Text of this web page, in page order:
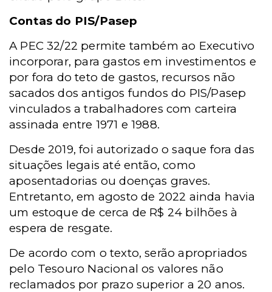
Contas do PIS/Pasep
A PEC 32/22 permite também ao Executivo
incorporar, para gastos em investimentos e
por fora do teto de gastos, recursos não
sacados dos antigos fundos do PIS/Pasep
vinculados a trabalhadores com carteira
assinada entre 1971 e 1988.
Desde 2019, foi autorizado o saque fora das
situações legais até então, como
aposentadorias ou doenças graves.
Entretanto, em agosto de 2022 ainda havia
um estoque de cerca de R$ 24 bilhões à
espera de resgate.
De acordo com o texto, serão apropriados
pelo Tesouro Nacional os valores não
reclamados por prazo superior a 20 anos.